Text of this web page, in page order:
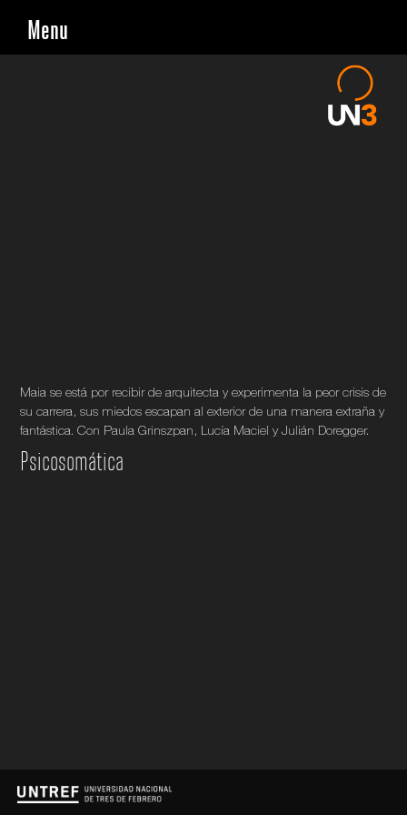
content
Menu
Maia se está por recibir de arquitecta y experimenta la peor crisis de
su carrera, sus miedos escapan al exterior de una manera extraña y
fantástica. Con Paula Grinszpan, Lucía Maciel y Julián Doregger.
Psicosomática